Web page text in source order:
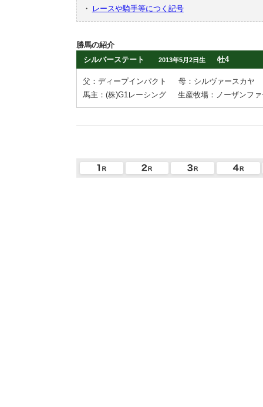
・
レースや騎手等につく記号
勝馬の紹介
シルバーステート
2013年5月2日生 牡4
父：ディープインパクト
母：シルヴァースカヤ
馬主：(株)G1レーシング
生産牧場：ノーザンフ